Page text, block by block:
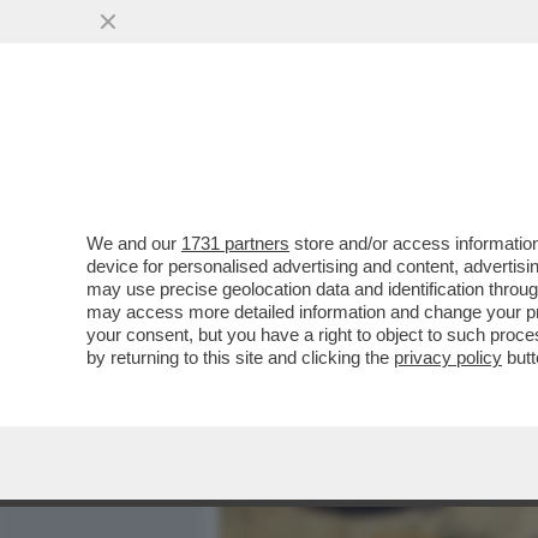
TRA IL 2012 E IL 2020 IN
70.000 ESEMPLARI DI
VAI ALL'ARTICOLO
We and our 1731 partners store and/or access
device for personalised advertising and content,
may use precise geolocation data and identification
may access more detailed information and change your
your consent, but you have a right to object to such
by returning to this site and clicking the privacy policy